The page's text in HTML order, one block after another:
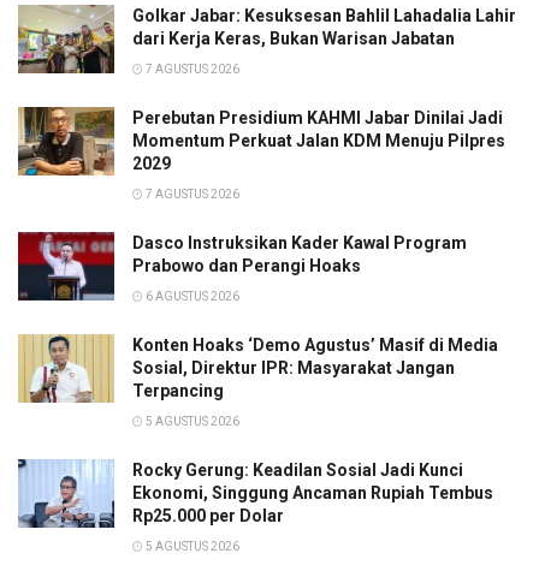
Golkar Jabar: Kesuksesan Bahlil Lahadalia Lahir
dari Kerja Keras, Bukan Warisan Jabatan
7 AGUSTUS 2026
Perebutan Presidium KAHMI Jabar Dinilai Jadi
Momentum Perkuat Jalan KDM Menuju Pilpres
2029
7 AGUSTUS 2026
Dasco Instruksikan Kader Kawal Program
Prabowo dan Perangi Hoaks
6 AGUSTUS 2026
Konten Hoaks ‘Demo Agustus’ Masif di Media
Sosial, Direktur IPR: Masyarakat Jangan
Terpancing
5 AGUSTUS 2026
Rocky Gerung: Keadilan Sosial Jadi Kunci
Ekonomi, Singgung Ancaman Rupiah Tembus
Rp25.000 per Dolar
5 AGUSTUS 2026